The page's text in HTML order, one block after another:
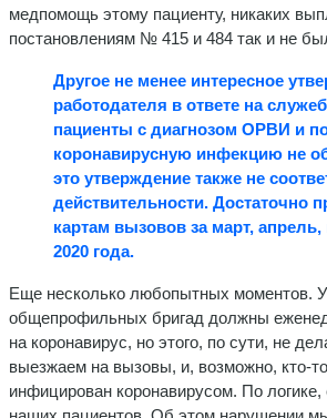
медпомощь этому пациенту, никаких
постановлениям № 415 и 484 так и не
Другое не менее интересное
работодателя в ответе на
пациенты с диагнозом ОРВИ и
коронавирусную инфекцию не
это утверждение также не
действительности. Достаточно
картам вызовов за март,
2020 года.
Еще несколько любопытных моментов.
общепрофильных бригад должны
на коронавирус, но этого, по сути, не
выезжаем на вызовы, и, возможно, кто-
инфицирован коронавирусом. По логике,